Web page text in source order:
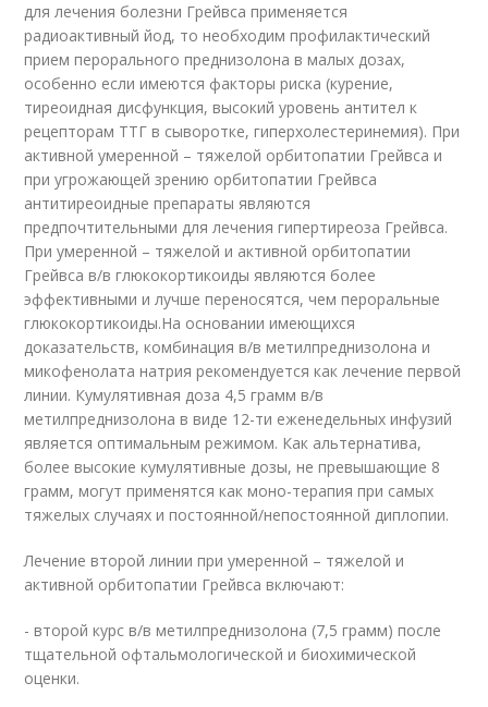
для лечения болезни Грейвса применяется
радиоактивный йод, то необходим профилактический
прием перорального преднизолона в малых дозах,
особенно если имеются факторы риска (курение,
тиреоидная дисфункция, высокий уровень антител к
рецепторам ТТГ в сыворотке, гиперхолестеринемия). При
активной умеренной – тяжелой орбитопатии Грейвса и
при угрожающей зрению орбитопатии Грейвса
антитиреоидные препараты являются
предпочтительными для лечения гипертиреоза Грейвса.
При умеренной – тяжелой и активной орбитопатии
Грейвса в/в глюкокортикоиды являются более
эффективными и лучше переносятся, чем пероральные
глюкокортикоиды.На основании имеющихся
доказательств, комбинация в/в метилпреднизолона и
микофенолата натрия рекомендуется как лечение первой
линии. Кумулятивная доза 4,5 грамм в/в
метилпреднизолона в виде 12-ти еженедельных инфузий
является оптимальным режимом. Как альтернатива,
более высокие кумулятивные дозы, не превышающие 8
грамм, могут применятся как моно-терапия при самых
тяжелых случаях и постоянной/непостоянной диплопии.
Лечение второй линии при умеренной – тяжелой и
активной орбитопатии Грейвса включают:
- второй курс в/в метилпреднизолона (7,5 грамм) после
тщательной офтальмологической и биохимической
оценки.